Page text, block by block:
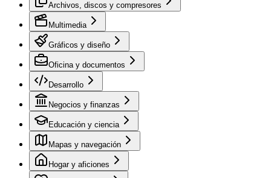
Archivos, discos y compresores
Multimedia
Gráficos y diseño
Oficina y documentos
Desarrollo
Negocios y finanzas
Educación y ciencia
Mapas y navegación
Hogar y aficiones